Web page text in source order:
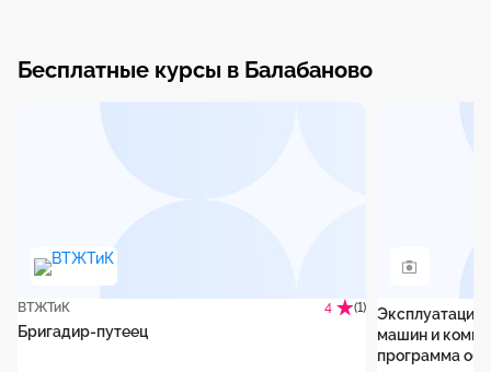
Бесплатные курсы в Балабаново
ВТЖТиК 4 (1)
Бригадир-путеец
Эксплуатация
машин и
программа